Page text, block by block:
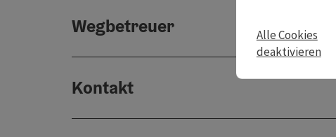
Wegbetreuer
Kontakt
Alle Cookies
deaktivieren